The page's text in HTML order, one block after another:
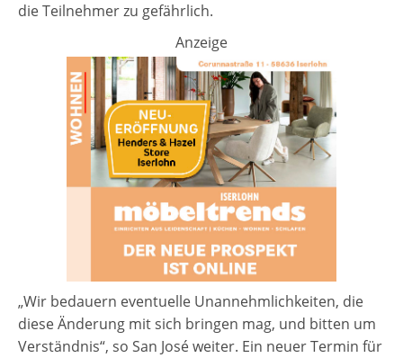
die Teilnehmer zu gefährlich.
Anzeige
„Wir bedauern eventuelle Unannehmlichkeiten, die
diese Änderung mit sich bringen mag, und bitten um
Verständnis“, so San José weiter. Ein neuer Termin für